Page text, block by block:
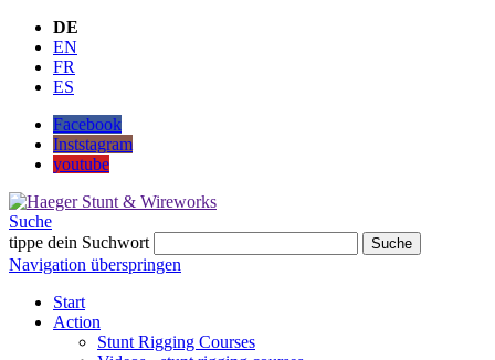
DE
EN
FR
ES
Facebook
Inststagram
youtube
Suche
tippe dein Suchwort
Suche
Navigation überspringen
Start
Action
Stunt Rigging Courses